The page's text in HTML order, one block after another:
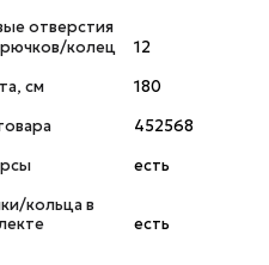
отверстия
колец
12
см
180
452568
есть
кольца в
есть